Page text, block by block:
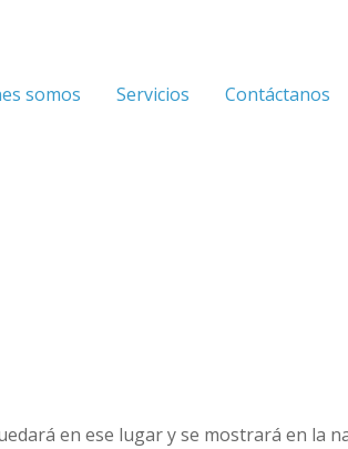
somos Servicios Contáctanos
en ese lugar y se mostrará en la